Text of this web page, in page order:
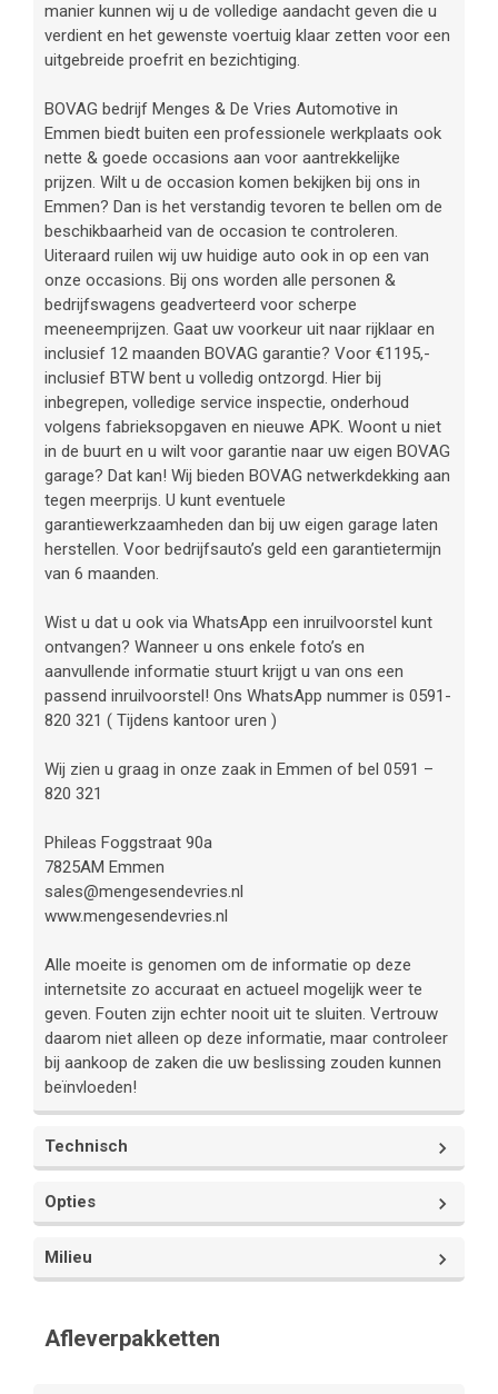
manier kunnen wij u de volledige aandacht geven die u
verdient en het gewenste voertuig klaar zetten voor een
uitgebreide proefrit en bezichtiging.
BOVAG bedrijf Menges & De Vries Automotive in
Emmen biedt buiten een professionele werkplaats ook
nette & goede occasions aan voor aantrekkelijke
prijzen. Wilt u de occasion komen bekijken bij ons in
Emmen? Dan is het verstandig tevoren te bellen om de
beschikbaarheid van de occasion te controleren.
Uiteraard ruilen wij uw huidige auto ook in op een van
onze occasions. Bij ons worden alle personen &
bedrijfswagens geadverteerd voor scherpe
meeneemprijzen. Gaat uw voorkeur uit naar rijklaar en
inclusief 12 maanden BOVAG garantie? Voor €1195,-
inclusief BTW bent u volledig ontzorgd. Hier bij
inbegrepen, volledige service inspectie, onderhoud
volgens fabrieksopgaven en nieuwe APK. Woont u niet
in de buurt en u wilt voor garantie naar uw eigen BOVAG
garage? Dat kan! Wij bieden BOVAG netwerkdekking aan
tegen meerprijs. U kunt eventuele
garantiewerkzaamheden dan bij uw eigen garage laten
herstellen. Voor bedrijfsauto’s geld een garantietermijn
van 6 maanden.
Wist u dat u ook via WhatsApp een inruilvoorstel kunt
ontvangen? Wanneer u ons enkele foto’s en
aanvullende informatie stuurt krijgt u van ons een
passend inruilvoorstel! Ons WhatsApp nummer is 0591-
820 321 ( Tijdens kantoor uren )
Wij zien u graag in onze zaak in Emmen of bel 0591 –
820 321
Phileas Foggstraat 90a
7825AM Emmen
sales@mengesendevries.nl
www.mengesendevries.nl
Alle moeite is genomen om de informatie op deze
internetsite zo accuraat en actueel mogelijk weer te
geven. Fouten zijn echter nooit uit te sluiten. Vertrouw
daarom niet alleen op deze informatie, maar controleer
bij aankoop de zaken die uw beslissing zouden kunnen
beïnvloeden!
Technisch
Aantal versnellingen
Vermogen
Cilinderinhoud
Opties
Interieur
Voorstoel(en) met
Milieu
Afleverpakketten